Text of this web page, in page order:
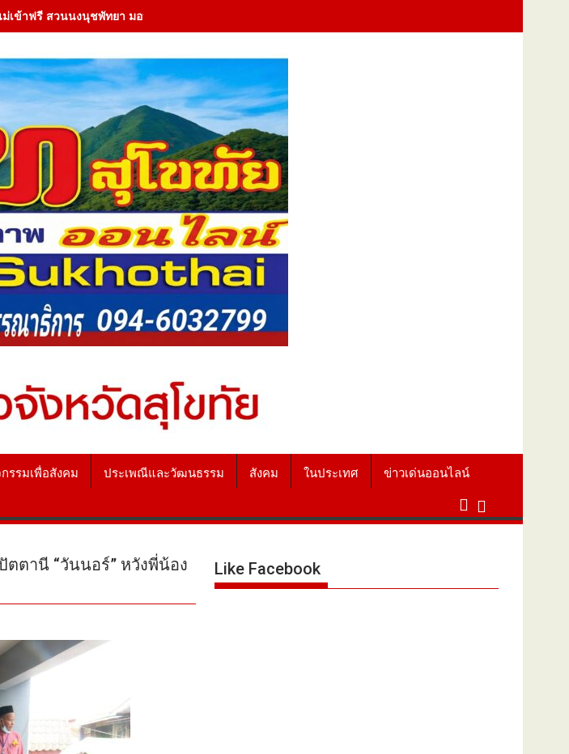
เข้าฟรี สวนนงนุชพัทยา มอบของขวัญวันแม่แห่งชาติ แทนคำว่ารัก ชวนลูกพาแม่เที่ยว
รรมเพื่อสังคม ประเพณีและวัฒนธรรม สังคม ในประเทศ ข่าวเด่นออนไลน์
ตานี “วันนอร์” หวังพี่น้อง
Like Facebook